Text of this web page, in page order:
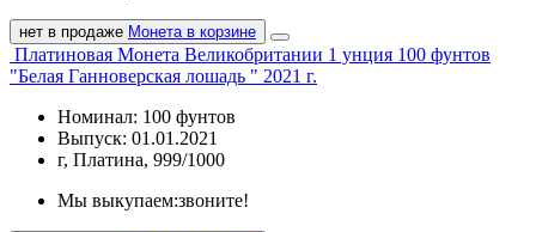
нет в продаже Монета в корзине
Платиновая Монета Великобритании 1 унция 100 фунтов
"Белая Ганноверская лошадь " 2021 г.
Номинал: 100 фунтов
Выпуск: 01.01.2021
г, Платина, 999/1000
Мы выкупаем:звоните!